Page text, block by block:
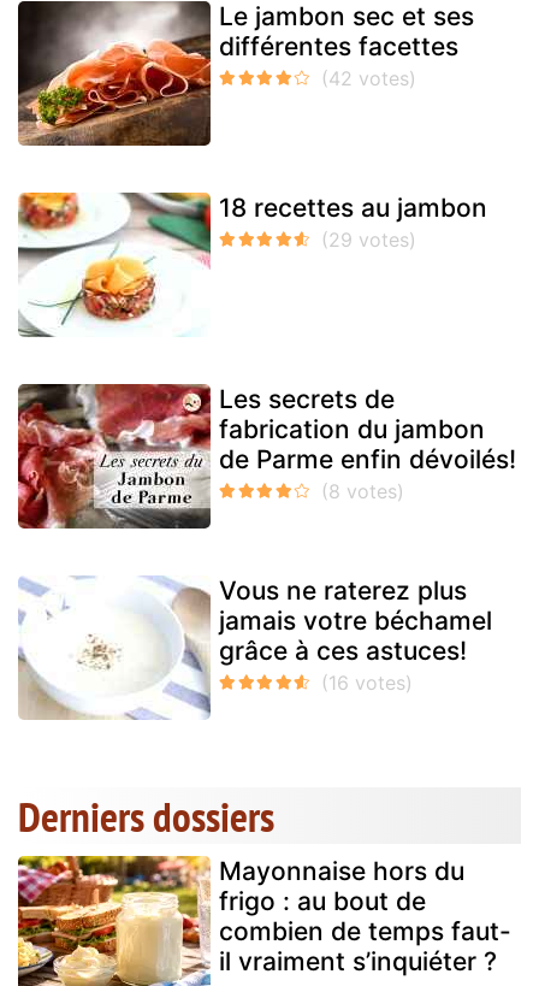
Le jambon sec et ses
différentes facettes
18 recettes au jambon
Les secrets de
fabrication du jambon
de Parme enfin dévoilés!
Vous ne raterez plus
jamais votre béchamel
grâce à ces astuces!
Derniers dossiers
Mayonnaise hors du
frigo : au bout de
combien de temps faut-
il vraiment s’inquiéter ?